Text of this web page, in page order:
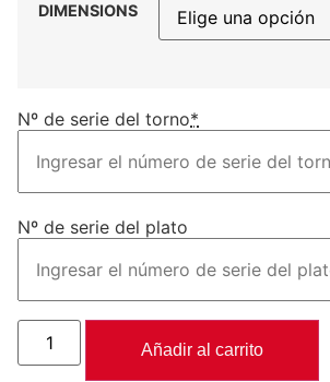
DIMENSIONS
Nº de serie del torno*
Nº de serie del plato
Añadir al carrito